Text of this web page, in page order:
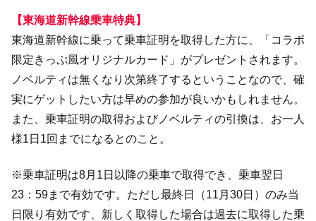
【東海道新幹線乗車特典】
東海道新幹線に乗って乗車証明を取得した方に、「コラボ
限定きっぷ風オリジナルカード」がプレゼントされます。
ノベルティは無くなり次第終了するということなので、確
実にゲットしたい方は早めの参加が良いかもしれません。
また、乗車証明の取得およびノベルティの引換は、お一人
様1日1回までになるとのこと。
※乗車証明は8月1日以降の乗車で取得でき、乗車翌日
23：59まで有効です。ただし最終日（11月30日）のみ当
日限り有効です、新しく取得した場合は過去に取得した乗